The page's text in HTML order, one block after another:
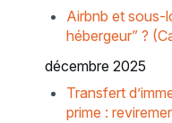
Airbnb et sous-
hébergeur” ?
décembre 2025
Transfert
prime :